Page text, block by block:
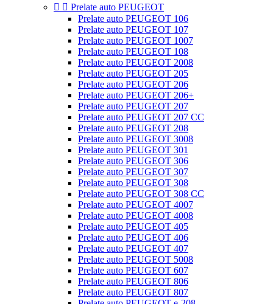
  Prelate auto PEUGEOT
Prelate auto PEUGEOT 106
Prelate auto PEUGEOT 107
Prelate auto PEUGEOT 1007
Prelate auto PEUGEOT 108
Prelate auto PEUGEOT 2008
Prelate auto PEUGEOT 205
Prelate auto PEUGEOT 206
Prelate auto PEUGEOT 206+
Prelate auto PEUGEOT 207
Prelate auto PEUGEOT 207 CC
Prelate auto PEUGEOT 208
Prelate auto PEUGEOT 3008
Prelate auto PEUGEOT 301
Prelate auto PEUGEOT 306
Prelate auto PEUGEOT 307
Prelate auto PEUGEOT 308
Prelate auto PEUGEOT 308 CC
Prelate auto PEUGEOT 4007
Prelate auto PEUGEOT 4008
Prelate auto PEUGEOT 405
Prelate auto PEUGEOT 406
Prelate auto PEUGEOT 407
Prelate auto PEUGEOT 5008
Prelate auto PEUGEOT 607
Prelate auto PEUGEOT 806
Prelate auto PEUGEOT 807